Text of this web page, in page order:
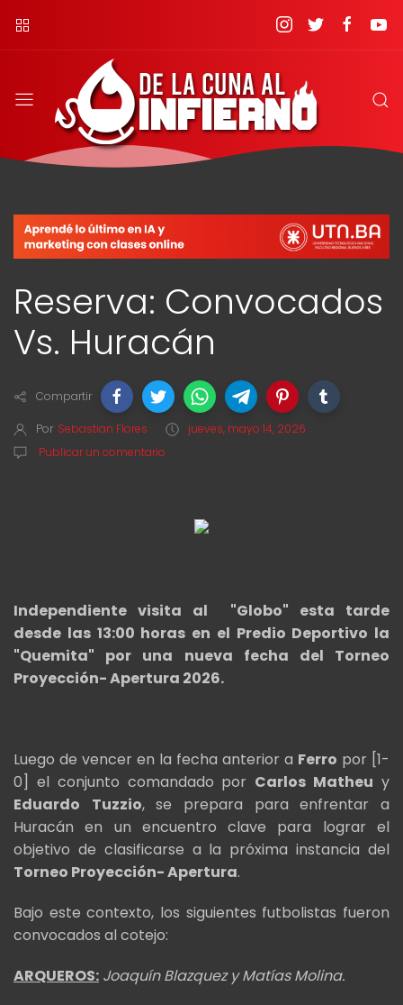
Reserva: Convocados
Vs. Huracán
Compartir
Por Sebastian Flores
jueves, mayo 14, 2026
Publicar un comentario
Independiente visita al "Globo" esta tarde
desde las 13:00 horas en el Predio Deportivo la
"Quemita" por una nueva fecha del Torneo
Proyección- Apertura 2026.
Luego de vencer en la fecha anterior a Ferro por [1-
0] el conjunto comandado por Carlos Matheu y
Eduardo
Tuzzio, se prepara para enfrentar a
Huracán en un encuentro clave para lograr el
objetivo de clasificarse a la próxima instancia del
Torneo Proyección- Apertura.
Bajo este contexto, los siguientes futbolistas fueron
convocados al cotejo:
ARQUEROS: Joaquín Blazquez y Matías Molina.